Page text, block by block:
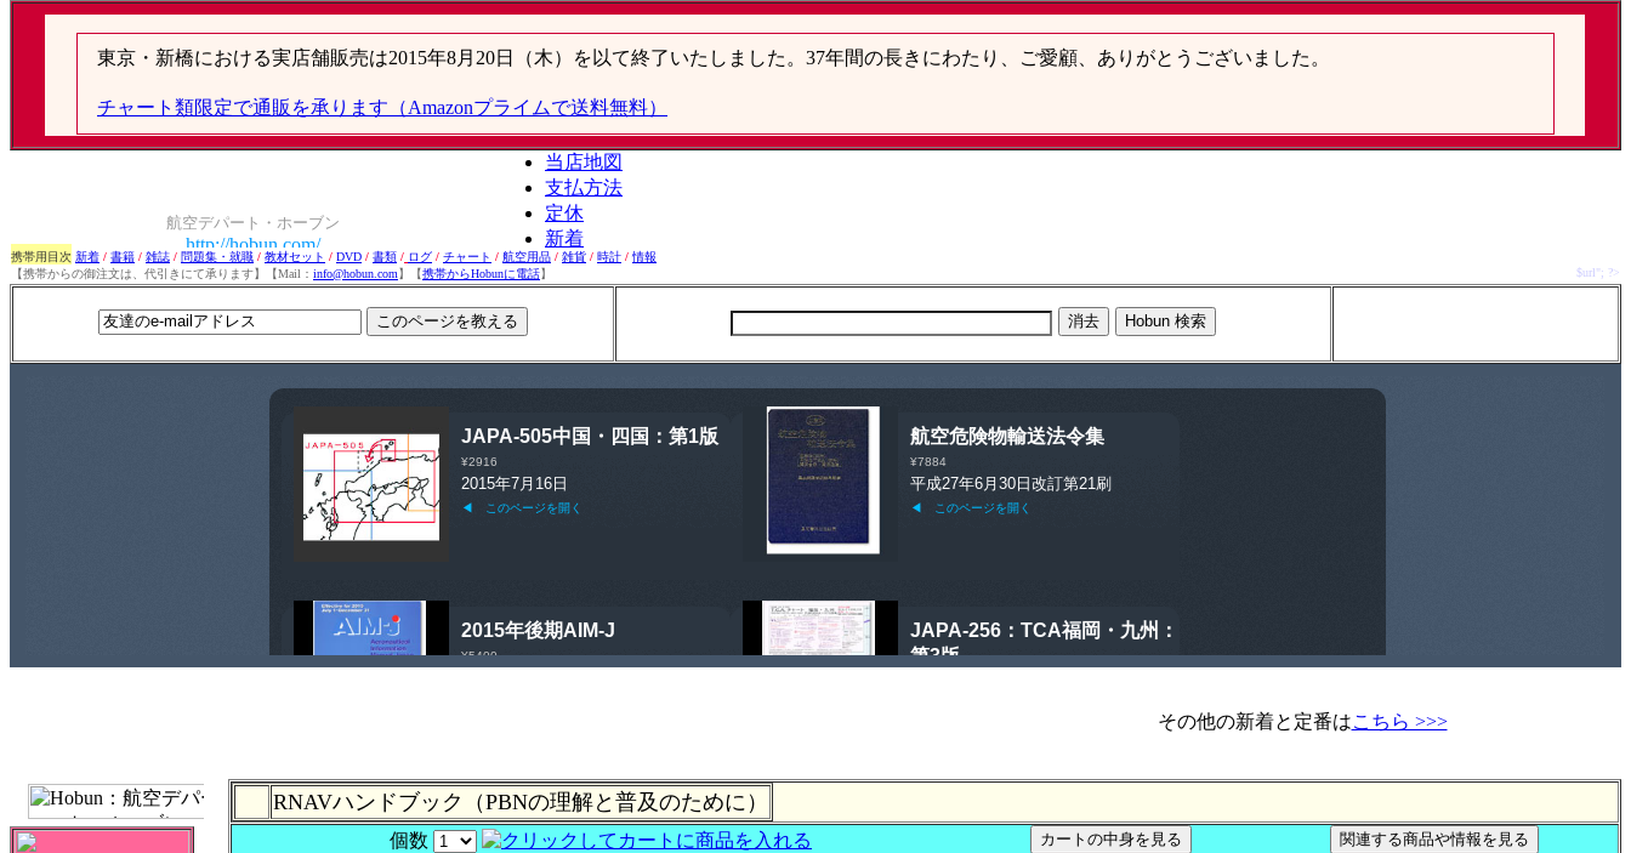
携帯用目次 新着 / 書籍 / 雑誌 / 問題集・就職 / 教材セット / DVD / 書類 / ログ / チャート / 航空用品 / 雑貨 / 時計 / 情報
【携帯からの御注文は、代引きにて承ります】【Mail： info@hobun.com】【携帯からHobunに電話】 $url"; ?>
その他の新着と定番はこちら >>>
RNAVハンドブック（PBNの理解と普及のために）
個数